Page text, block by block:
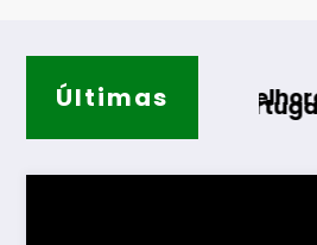
Últimas
para os melhores
Portugal realiza